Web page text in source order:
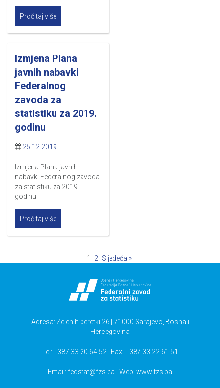
Pročitaj više
Izmjena Plana
javnih nabavki
Federalnog
zavoda za
statistiku za 2019.
godinu
25.12.2019
Izmjena Plana javnih
nabavki Federalnog zavoda
za statistiku za 2019.
godinu
Pročitaj više
1 2 Sljedeća »
Adresa: Zelenih beretki 26 | 71000 Sarajevo, Bosna i
Hercegovina
Tel: +387 33 20 64 52 | Fax: +387 33 22 61 51
Email: fedstat@fzs.ba | Web: www.fzs.ba